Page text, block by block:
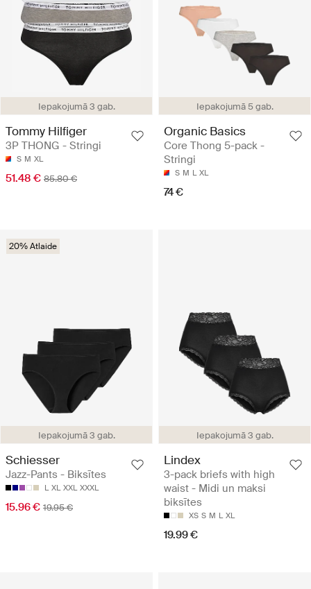
Iepakojumā 3 gab.
Tommy Hilfiger
3P THONG - Stringi
S M XL
51.48 € 85.80 €
Iepakojumā 5 gab.
Organic Basics
Core Thong 5-pack -
Stringi
S M L XL
74 €
Iepakojumā 3 gab.
20% Atlaide
Schiesser
Jazz-Pants - Biksītes
L XL XXL XXXL
15.96 € 19.95 €
Iepakojumā 3 gab.
Lindex
3-pack briefs with high
waist - Midi un maksi
biksītes
XS S M L XL
19.99 €